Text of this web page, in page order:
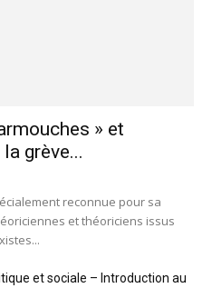
» et
grève...
reconnue pour sa
et théoriciens issus
et sociale – Introduction au